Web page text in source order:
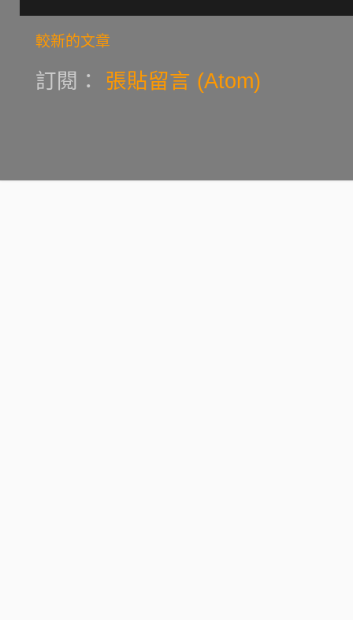
較新的文章
訂閱： 張貼留言 (Atom)